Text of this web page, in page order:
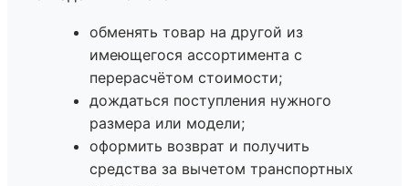
обменять товар на другой из
имеющегося ассортимента с
перерасчётом стоимости;
дождаться поступления нужного
размера или модели;
оформить возврат и получить
средства за вычетом транспортных